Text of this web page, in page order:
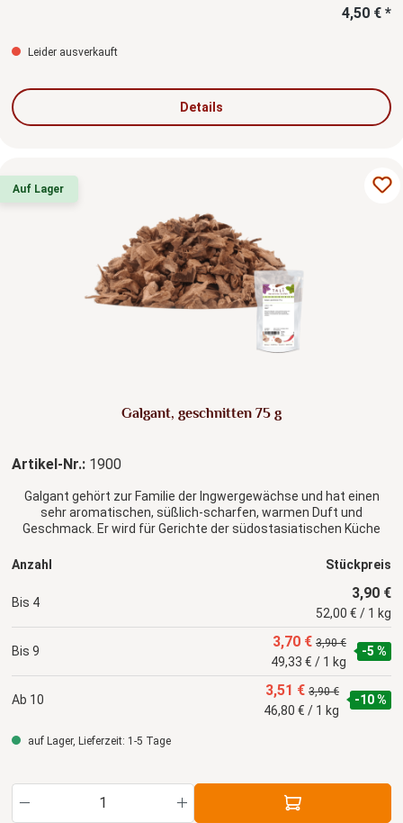
4,50 € *
Leider ausverkauft
Details
Auf Lager
Galgant, geschnitten 75 g
Artikel-Nr.: 1900
Galgant gehört zur Familie der Ingwergewächse und hat einen
sehr aromatischen, süßlich-scharfen, warmen Duft und
Geschmack. Er wird für Gerichte der südostasiatischen Küche
Anzahl
Stückpreis
Bis 4
3,90 €
52,00 € / 1 kg
Bis 9
3,70 € 3,90 €
49,33 € / 1 kg
-5 %
Ab 10
3,51 € 3,90 €
46,80 € / 1 kg
-10 %
auf Lager, Lieferzeit: 1-5 Tage
Produkt Anzahl: Gib den gewünschten Wert